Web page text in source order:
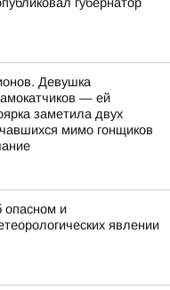
Девушка
— ей
заметила двух
мимо гонщиков
опасном и
явлении